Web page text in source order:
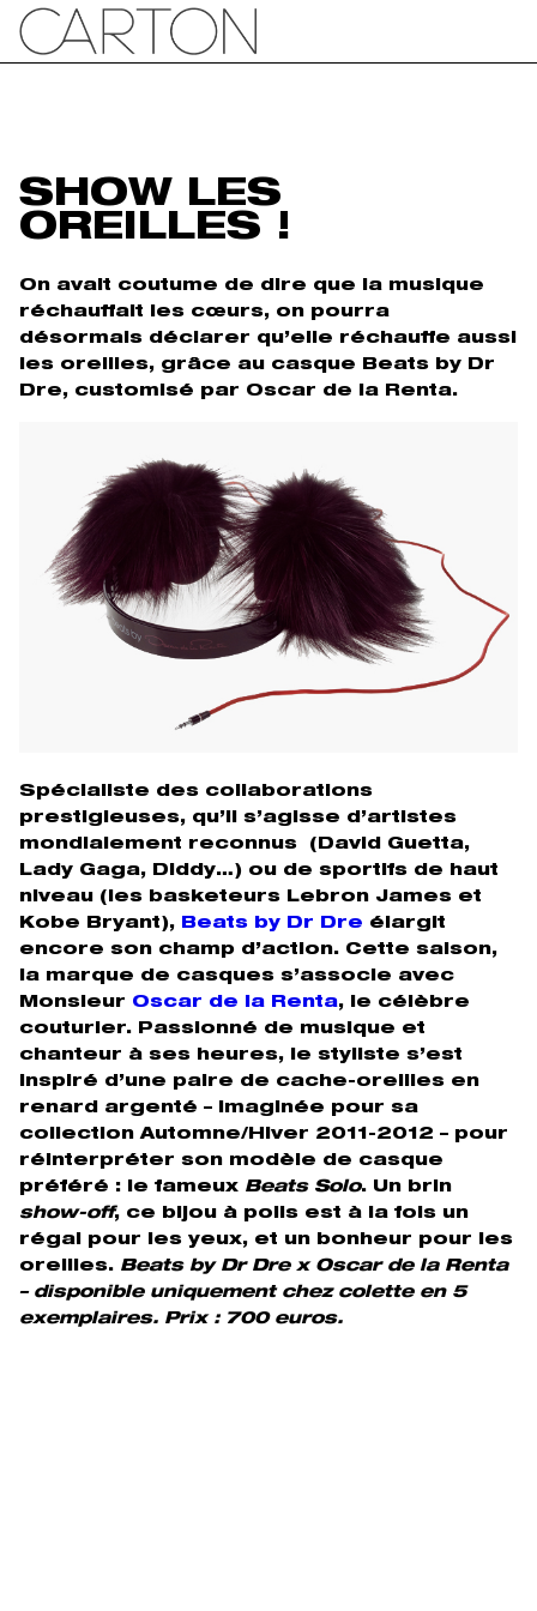
SHOW LES
OREILLES !
On avait coutume de dire que la musique
réchauffait les cœurs, on pourra
désormais déclarer qu’elle réchauffe aussi
les oreilles, grâce au casque Beats by Dr
Dre, customisé par Oscar de la Renta.
Spécialiste des collaborations
prestigieuses, qu’il s’agisse d’artistes
mondialement reconnus (David Guetta,
Lady Gaga, Diddy…) ou de sportifs de haut
niveau (les basketeurs Lebron James et
Kobe Bryant),
Beats by Dr Dre élargit
encore son champ d’action. Cette saison,
la marque de casques s’associe avec
Monsieur Oscar de la Renta, le célèbre
couturier. Passionné de musique et
chanteur à ses heures, le styliste s’est
inspiré d’une paire de cache-oreilles en
renard argenté – imaginée pour sa
collection Automne/Hiver 2011-2012 – pour
réinterpréter son modèle de casque
préféré : le fameux Beats Solo. Un brin
show-off, ce bijou à poils est à la fois un
régal pour les yeux, et un bonheur pour les
oreilles. Beats by Dr Dre x Oscar de la Renta
– disponible uniquement chez colette en 5
exemplaires. Prix : 700 euros.